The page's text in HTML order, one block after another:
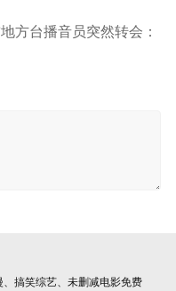
方台播音员突然转会：
搞笑综艺、未删减电影免费